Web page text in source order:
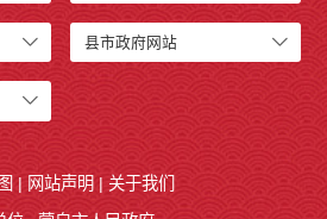
县市政府网站
| 网站声明 | 关于我们